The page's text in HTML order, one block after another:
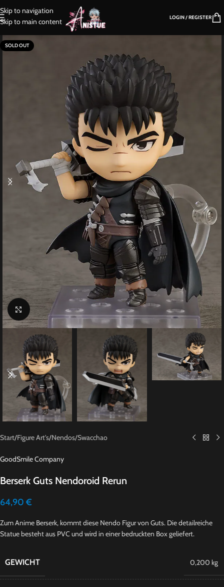
Skip to navigation
Skip to main content
LOGIN / REGISTER
SOLD OUT
Click to enlarge
Start/Figure Art's/Nendos/Swacchao
GoodSmile Company
Berserk Guts Nendoroid Rerun
64,90 €
Zum Anime Berserk, kommt diese Nendo Figur von Guts. Die detailreiche
Statue besteht aus PVC und wird in einer bedruckten Box geliefert.
GEWICHT 0,200 kg